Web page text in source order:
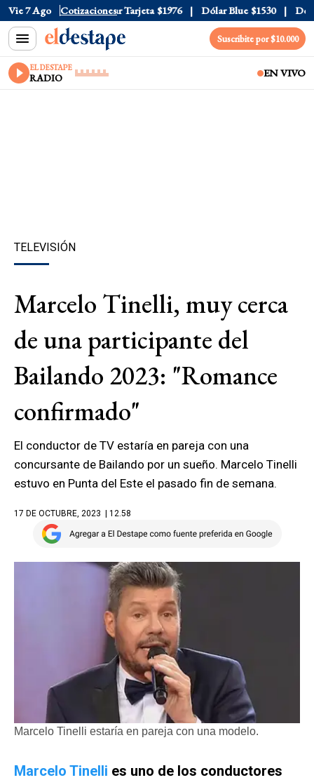
Vie 7 Ago Cotizaciones
Oficial $1520 Dólar Tarjeta $1976 Dólar Blue $1530 Dólar
Suscribite por $10.000
EL DESTAPE
RADIO EN VIVO
TELEVISIÓN
Marcelo Tinelli, muy cerca
de una participante del
Bailando 2023: "Romance
confirmado"
El conductor de TV estaría en pareja con una
concursante de Bailando por un sueño. Marcelo Tinelli
estuvo en Punta del Este el pasado fin de semana.
17 DE OCTUBRE, 2023 | 12.58
Marcelo Tinelli estaría en pareja con una modelo.
Marcelo Tinelli es uno de los conductores